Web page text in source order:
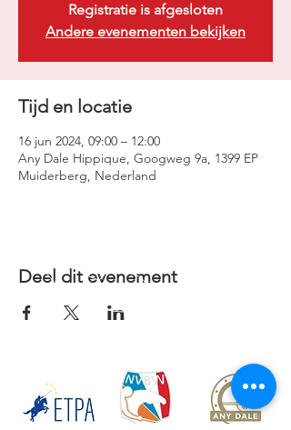
Registratie is afgesloten
Andere evenementen bekijken
Tijd en locatie
16 jun 2024, 09:00 – 12:00
Any Dale Hippique, Googweg 9a, 1399 EP
Muiderberg, Nederland
Deel dit evenement